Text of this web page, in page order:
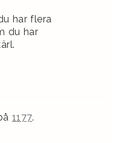
har flera
du har
1177.